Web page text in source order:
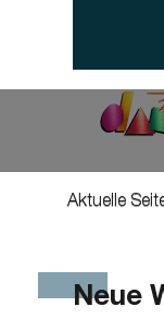
Aktuelle
Neue